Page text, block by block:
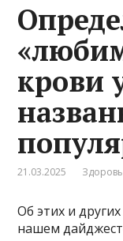
крови
21.03.2025
Об этих и
нашем